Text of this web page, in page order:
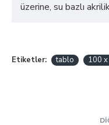
üzerine, su bazlı
Etiketler: tablo 100